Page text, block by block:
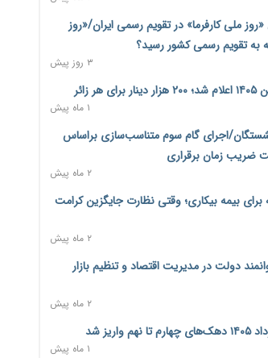
۹ ساعت پیش
صندوق کارآفرینی امید از حمایت متفاوت
ناترازی برق ۳۰ درصد کاهش یافت؛ وعده وزارت نیرو برای رفع
به حکمرانی اشتغال؛ «یاوران پیشرفت»
جنوب برای پرداخت «حق جنگ»؛ از نفت و گاز تا
ملی نفت در بانک صنعت و معدن مسدود
دلاری
«روز ملی کارفرما» در تقویم رسمی ایران/«روز
به تقویم رسمی کشور رسید؟
۳ روز پیش
زائر
۱ ماه پیش
اجرای گام سوم متناسب‌سازی براساس
۲ ماه پیش
برای بیمه بیکاری؛ وقتی نظارت جایگزین کرامت
۲ ماه پیش
دولت در مدیریت اقتصاد و تنظیم بازار
۲ ماه پیش
واریز شد
۱ ماه پیش